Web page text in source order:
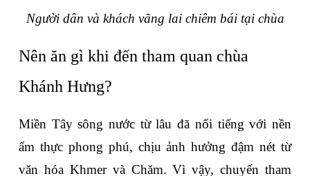
Người dân và khách vãng lai chiêm bái tại chùa
Nên ăn gì khi đến tham quan chùa
Khánh Hưng?
Miền Tây sông nước từ lâu đã nổi tiếng với nền
ẩm thực phong phú, chịu ảnh hưởng đậm nét từ
văn hóa Khmer và Chăm. Vì vậy, chuyến tham